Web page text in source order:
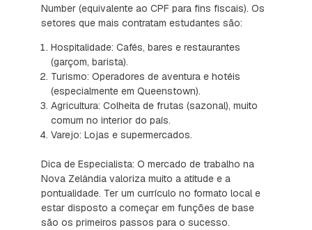
Number (equivalente ao CPF para fins fiscais). Os
setores que mais contratam estudantes são:
Hospitalidade: Cafés, bares e restaurantes
(garçom, barista).
Turismo: Operadores de aventura e hotéis
(especialmente em Queenstown).
Agricultura: Colheita de frutas (sazonal), muito
comum no interior do país.
Varejo: Lojas e supermercados.
Dica de Especialista: O mercado de trabalho na
Nova Zelândia valoriza muito a atitude e a
pontualidade. Ter um currículo no formato local e
estar disposto a começar em funções de base
são os primeiros passos para o sucesso.